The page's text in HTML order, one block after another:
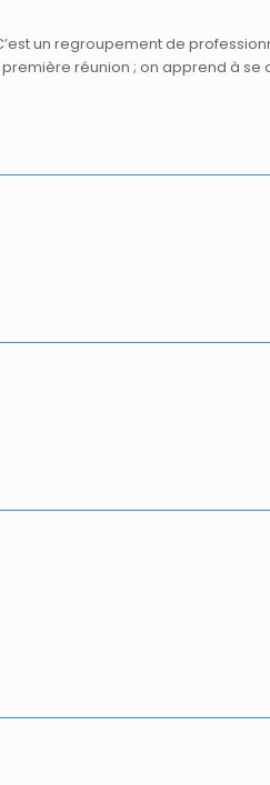
un regroupement de
réunion ; on apprend à